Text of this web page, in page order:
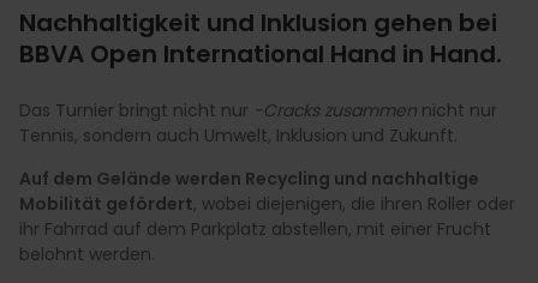
Nachhaltigkeit und Inklusion gehen bei
BBVA Open International Hand in Hand.
Das Turnier bringt nicht nur -Cracks zusammen nicht nur
Tennis, sondern auch Umwelt, Inklusion und Zukunft.
Auf dem Gelände werden Recycling und nachhaltige
Mobilität gefördert, wobei diejenigen, die ihren Roller oder
ihr Fahrrad auf dem Parkplatz abstellen, mit einer Frucht
belohnt werden.